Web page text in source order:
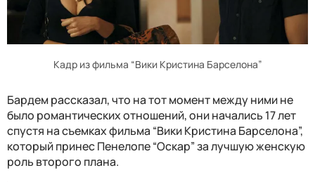
Кадр из фильма “Вики Кристина Барселона”
Бардем рассказал, что на тот момент между ними не
было романтических отношений, они начались 17 лет
спустя на съемках фильма “Вики Кристина Барселона”,
который принес Пенелопе “Оскар” за лучшую женскую
роль второго плана.